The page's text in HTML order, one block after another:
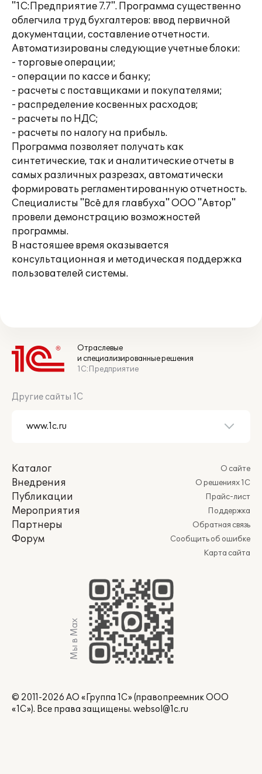
"1С:Предприятие 7.7". Программа существенно
облегчила труд бухгалтеров: ввод первичной
документации, составление отчетности.
Автоматизированы следующие учетные блоки:
- торговые операции;
- операции по кассе и банку;
- расчеты с поставщиками и покупателями;
- распределение косвенных расходов;
- расчеты по НДС;
- расчеты по налогу на прибыль.
Программа позволяет получать как
синтетические, так и аналитические отчеты в
самых различных разрезах, автоматически
формировать регламентированную отчетность.
Специалисты "Всё для главбуха" ООО "Автор"
провели демонстрацию возможностей
программы.
В настояшее время оказывается
консультационная и методическая поддержка
пользователей системы.
Отраслевые
и специализированные решения
1С:Предприятие
Другие сайты 1С
Каталог
Внедрения
Публикации
Мероприятия
Партнеры
Форум
О сайте
О решениях 1С
Прайс-лист
Поддержка
Обратная связь
Сообщить об ошибке
Карта сайта
Мы в Max
© 2011-2026 АО «Группа 1С» (правопреемник ООО
«1С»). Все права защищены. websol@1c.ru